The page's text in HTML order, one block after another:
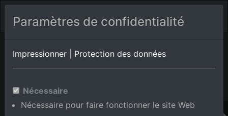
Album de lieux Dobel en Bade-Wurtemberg,Allemagne
Paramètres de confidentialité
Impressionner Protection des données
Nécessaire
Nécessaire pour faire fonctionner le site Web